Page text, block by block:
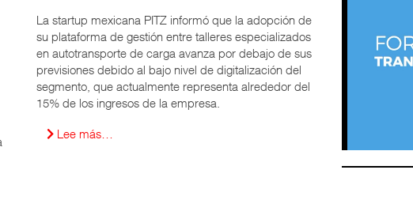
La startup mexicana PITZ informó que la adopción de
su plataforma de gestión entre talleres especializados
en autotransporte de carga avanza por debajo de sus
previsiones debido al bajo nivel de digitalización del
segmento, que actualmente representa alrededor del
15% de los ingresos de la empresa.
Lee más…